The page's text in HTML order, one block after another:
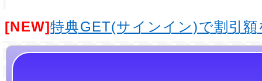
[NEW]特典GET(サインイン)で割引